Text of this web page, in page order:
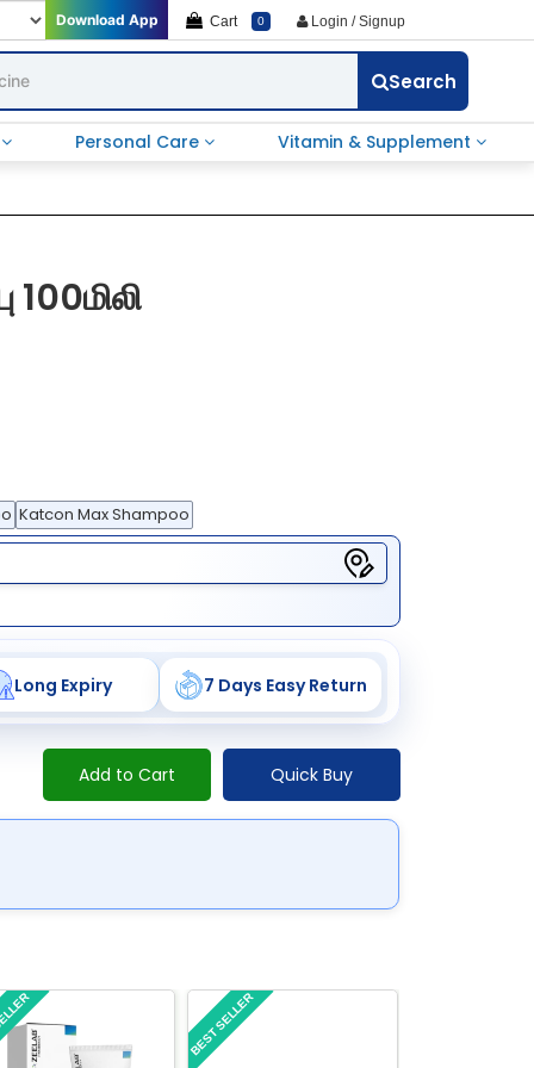
Download App Cart 0 Login / Signup
Search
Personal Care Vitamin & Supplement
Katcon Max Shampoo
Long Expiry 7 Days Easy Return
Add to Cart Quick Buy
BEST SELLER